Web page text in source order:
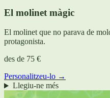
El molinet màgic
El molinet que no parava de
protagonista.
des de 75 €
Personalitzeu-lo →
Llegiu-ne més